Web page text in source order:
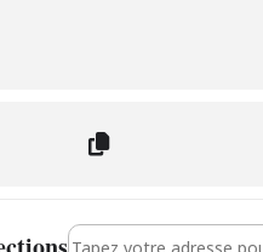
Address - Duo